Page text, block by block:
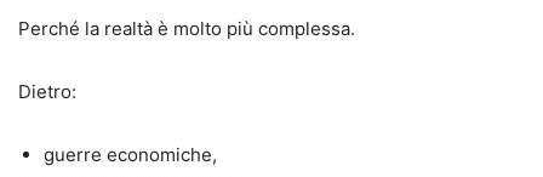
Perché la realtà è molto più complessa.
Dietro:
guerre economiche,